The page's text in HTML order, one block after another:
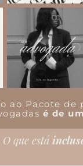
ao Pacote de
é de
O que está